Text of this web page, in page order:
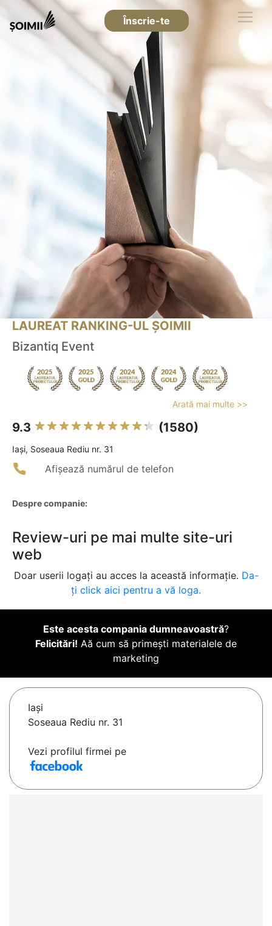
Înscrie-te
LAUREAT RANKING-UL ȘOIMII
Bizantiq Event
Arată mai multe >>
9.3 (1580)
Iaşi, Soseaua Rediu nr. 31
Afișează numărul de telefon
Despre companie:
Review-uri pe mai multe site-uri
web
Doar userii logați au acces la această informație. Da-
ți click aici pentru a vă loga.
Este acesta compania dumneavoastră?
Felicitări! Aă cum să primești materialele de
marketing
Iaşi
Soseaua Rediu nr. 31
Vezi profilul firmei pe